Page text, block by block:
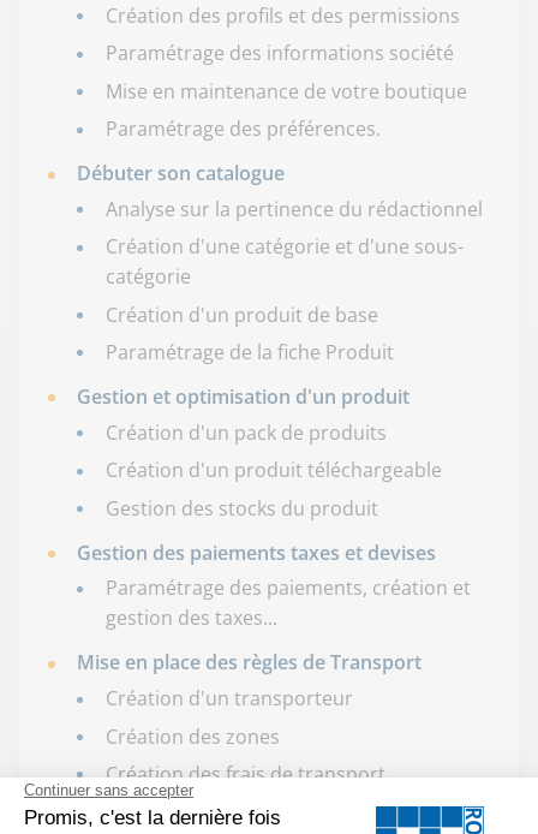
Création des profils et des permissions
Paramétrage des informations société
Mise en maintenance de votre boutique
Paramétrage des préférences.
Débuter son catalogue
Analyse sur la pertinence du rédactionnel
Création d'une catégorie et d'une sous-
catégorie
Création d'un produit de base
Paramétrage de la fiche Produit
Gestion et optimisation d'un produit
Création d'un pack de produits
Création d'un produit téléchargeable
Gestion des stocks du produit
Gestion des paiements taxes et devises
Paramétrage des paiements, création et
gestion des taxes...
Mise en place des règles de Transport
Création d'un transporteur
Création des zones
Création des frais de transport
Gestion des clients